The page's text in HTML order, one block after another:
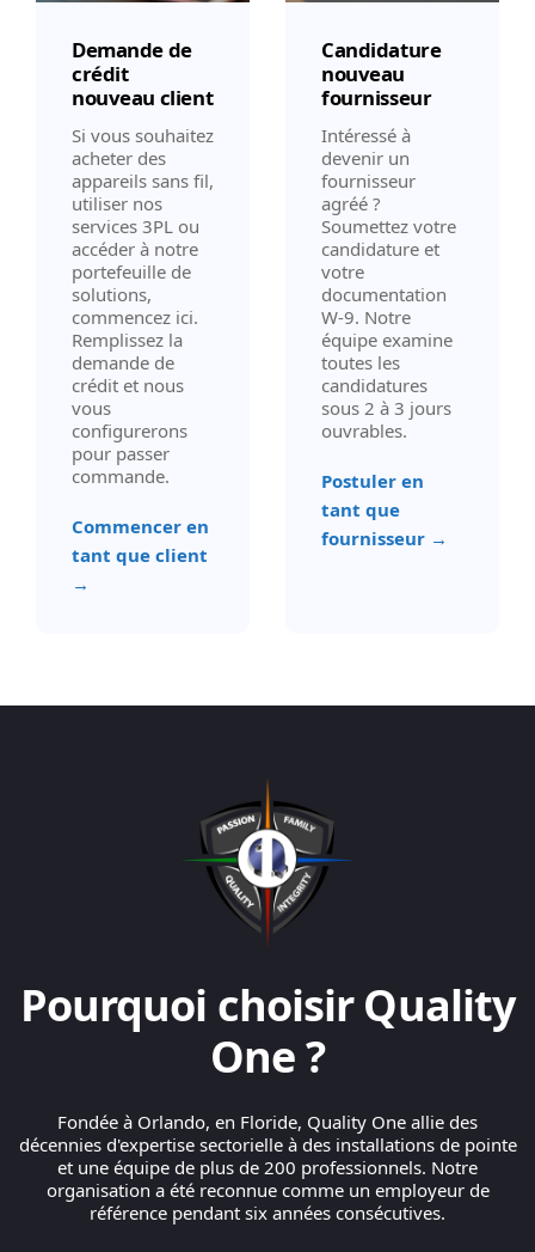
Demande de
crédit
nouveau client
Si vous souhaitez
acheter des
appareils sans fil,
utiliser nos
services 3PL ou
accéder à notre
portefeuille de
solutions,
commencez ici.
Remplissez la
demande de
crédit et nous
vous
configurerons
pour passer
commande.
Commencer en
tant que client
→
Candidature
nouveau
fournisseur
Intéressé à
devenir un
fournisseur
agréé ?
Soumettez votre
candidature et
votre
documentation
W-9. Notre
équipe examine
toutes les
candidatures
sous 2 à 3 jours
ouvrables.
Postuler en
tant que
fournisseur →
Pourquoi choisir Quality
One ?
Fondée à Orlando, en Floride, Quality One allie des
décennies d'expertise sectorielle à des installations de pointe
et une équipe de plus de 200 professionnels. Notre
organisation a été reconnue comme un employeur de
référence pendant six années consécutives.